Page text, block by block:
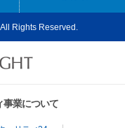
Rights Reserved.
事業について